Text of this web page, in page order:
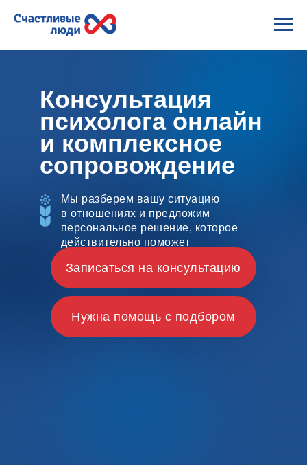
Мы разберем вашу ситуацию
в отношениях и предложим
персональное решение, которое
действительно поможет
Нужна помощь с подбором
Записаться на консультацию
Консультация
психолога онлайн
и комплексное
сопровождение